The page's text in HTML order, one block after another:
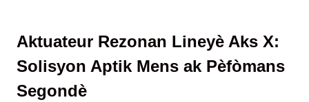
Aktuateur Rezonan Lineyè Aks X:
Solisyon Aptik Mens ak Pèfòmans
Segondè